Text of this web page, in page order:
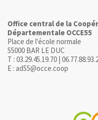
Office central de la
Départementale OCCE55
Place de l'école normale
55000 BAR LE DUC
T : 03.29.45.19.70 |
E : ad55@occe.coop